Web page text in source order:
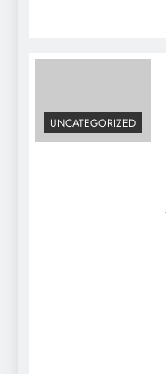
UNCATEGORIZED